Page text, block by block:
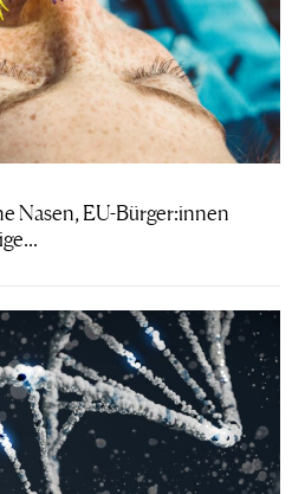
Nasen, EU-Bürger:innen